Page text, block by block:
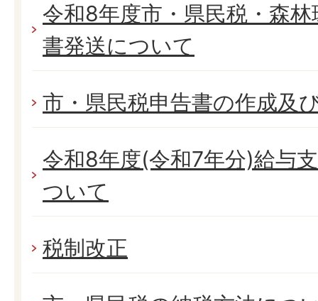
令和8年度市・県民税・森
書発送について
市・県民税申告書の作成及
令和8年度(令和7年分)給与
ついて
税制改正